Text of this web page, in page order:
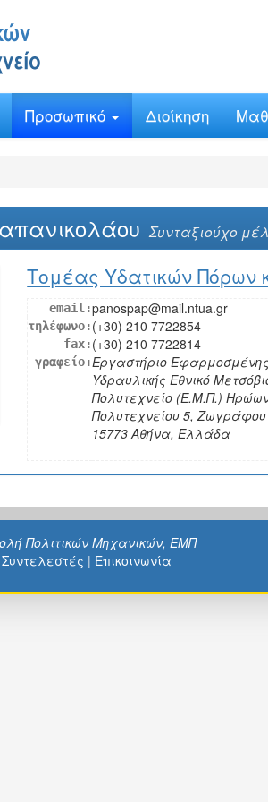
Προσωπικό Διοίκηση
Συνταξιούχο
Τομέας Υδατικών Πόρων
email:panospap@mail.ntua.gr
τηλέφωνο:(+30) 210 7722854
fax:(+30) 210 7722814
γραφείο:Εργαστήριο
Υδραυλικής Εθνικό
Πολυτεχνείο (Ε.Μ.Π.)
Πολυτεχνείου 5, Ζωγράφου
15773 Αθήνα, Ελλάδα
Πολιτικών Μηχανικών, ΕΜΠ
Συντελεστές | Επικοινωνία